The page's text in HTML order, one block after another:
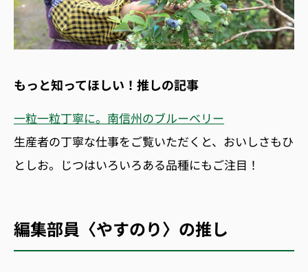
もっと知ってほしい！推しの記事
一粒一粒丁寧に。南信州のブルーベリー
生産者の丁寧な仕事をご覧いただくと、おいしさもひ
としお。じつはいろいろある品種にもご注目！
編集部員〈やすのり〉の推し